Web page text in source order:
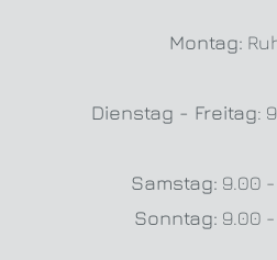
Montag:
Dienstag - Freitag:
Samstag: 9.00
Sonntag: 9.00 -